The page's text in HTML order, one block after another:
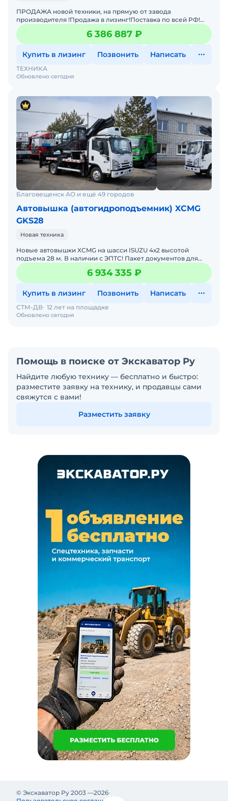
ПРОДАЖА новой техники, на прямую от завода
производителя !Продажа в лизинг!Поставка по всей РФ!
Техника в наличии. Стоит на складе в г. Благовещенск/Чита/
Екатери
6 386 887 ₽
Купить в лизинг Позвонить Написать
Обновлено сегодня
ТЕХНИКА
Благовещенск АО и ещё 49 городов
Автовышка (автогидроподъемник) XCMG
GKS28
Новая техника
Новые автовышки XCMG на шасси ISUZU 4х2 высотой
подъема 28 м. В наличии с ЭПТС! Пакет документов для
Ростехнадзора в подарок! Утилизaциoнный cбор входит в
стоим
6 934 335 ₽
Купить в лизинг Позвонить Написать
Обновлено сегодня
СТМ-ДВ 12 лет на площадке
Помощь в поиске от Экскаватор Ру
Найдите любую технику — бесплатно и быстро:
разместите заявку на технику, и продавцы сами
свяжутся с вами!
Разместить заявку
© Экскаватор Ру 2003 —2026